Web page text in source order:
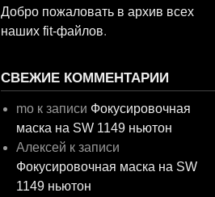
Добро пожаловать в архив всех
наших fit-файлов.
СВЕЖИЕ КОММЕНТАРИИ
mo к записи Фокусировочная
маска на SW 1149 ньютон
Алексей к записи
Фокусировочная маска на SW
1149 ньютон